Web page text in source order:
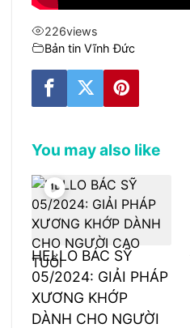
226views
Bản tin Vĩnh Đức
You may also like
HELLO BÁC SỸ
05/2024: GIẢI PHÁP
XƯƠNG KHỚP
DÀNH CHO NGƯỜI